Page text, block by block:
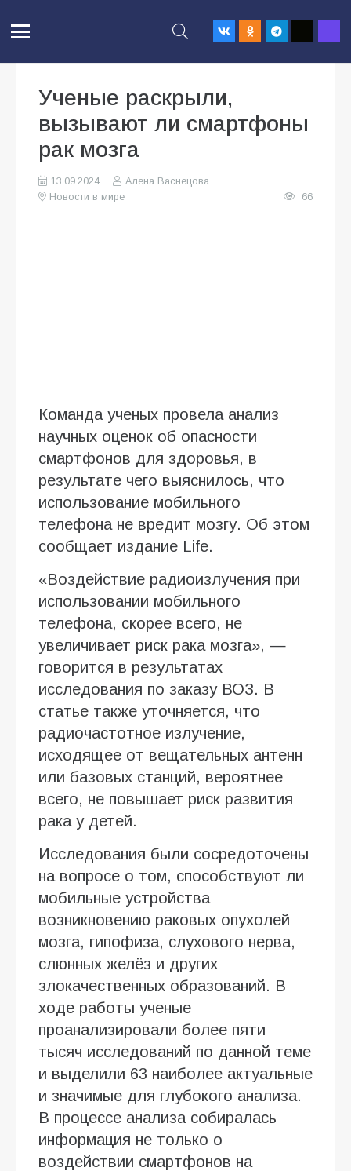
Ученые раскрыли,
вызывают ли смартфоны
рак мозга
13.09.2024
Алена Васнецова
Новости в мире
66
Команда ученых провела анализ
научных оценок об опасности
смартфонов для здоровья, в
результате чего выяснилось, что
использование мобильного
телефона не вредит мозгу. Об этом
сообщает издание Life.
«Воздействие радиоизлучения при
использовании мобильного
телефона, скорее всего, не
увеличивает риск рака мозга», —
говорится в результатах
исследования по заказу ВОЗ. В
статье также уточняется, что
радиочастотное излучение,
исходящее от вещательных антенн
или базовых станций, вероятнее
всего, не повышает риск развития
рака у детей.
Исследования были сосредоточены
на вопросе о том, способствуют ли
мобильные устройства
возникновению раковых опухолей
мозга, гипофиза, слухового нерва,
слюнных желёз и других
злокачественных образований. В
ходе работы ученые
проанализировали более пяти
тысяч исследований по данной теме
и выделили 63 наиболее актуальные
и значимые для глубокого анализа.
В процессе анализа собиралась
информация не только о
воздействии смартфонов на